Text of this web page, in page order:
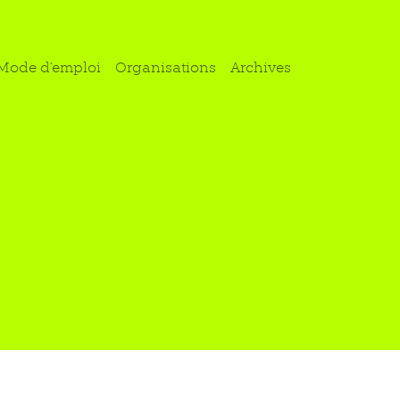
d'emploi Organisations Archives